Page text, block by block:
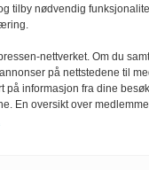
tilby nødvendig
nettverket. Om du
på nettstedene til
på informasjon fra dine
En oversikt over